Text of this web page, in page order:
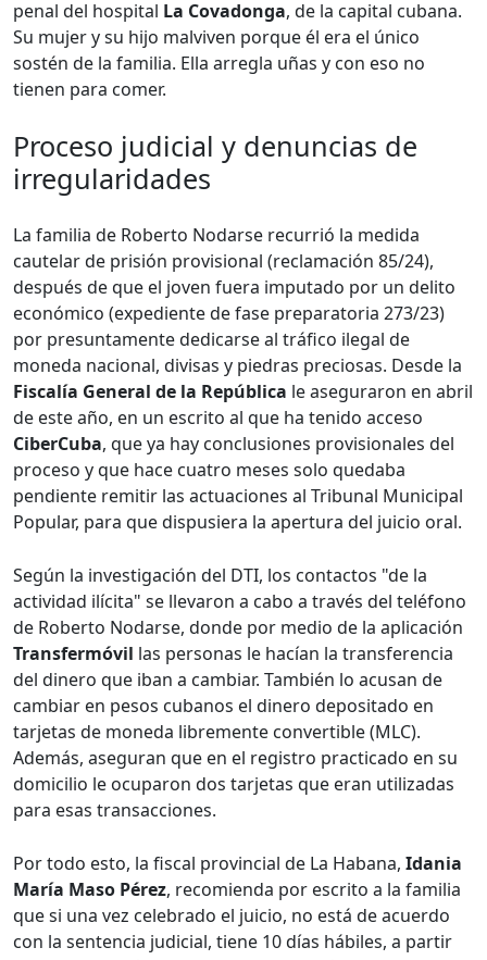
penal del hospital La Covadonga, de la capital cubana.
Su mujer y su hijo malviven porque él era el único
sostén de la familia. Ella arregla uñas y con eso no
tienen para comer.
Proceso judicial y denuncias de
irregularidades
La familia de Roberto Nodarse recurrió la medida
cautelar de prisión provisional (reclamación 85/24),
después de que el joven fuera imputado por un delito
económico (expediente de fase preparatoria 273/23)
por presuntamente dedicarse al tráfico ilegal de
moneda nacional, divisas y piedras preciosas. Desde la
Fiscalía General de la República le aseguraron en abril
de este año, en un escrito al que ha tenido acceso
CiberCuba, que ya hay conclusiones provisionales del
proceso y que hace cuatro meses solo quedaba
pendiente remitir las actuaciones al Tribunal Municipal
Popular, para que dispusiera la apertura del juicio oral.
Según la investigación del DTI, los contactos "de la
actividad ilícita" se llevaron a cabo a través del teléfono
de Roberto Nodarse, donde por medio de la aplicación
Transfermóvil las personas le hacían la transferencia
del dinero que iban a cambiar. También lo acusan de
cambiar en pesos cubanos el dinero depositado en
tarjetas de moneda libremente convertible (MLC).
Además, aseguran que en el registro practicado en su
domicilio le ocuparon dos tarjetas que eran utilizadas
para esas transacciones.
Por todo esto, la fiscal provincial de La Habana, Idania
María Maso Pérez, recomienda por escrito a la familia
que si una vez celebrado el juicio, no está de acuerdo
con la sentencia judicial, tiene 10 días hábiles, a partir